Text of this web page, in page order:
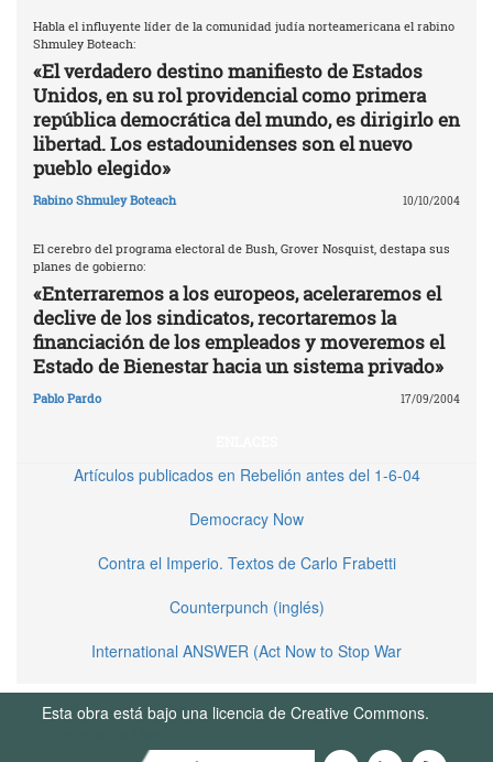
Habla el influyente líder de la comunidad judía norteamericana el rabino
Shmuley Boteach:
«El verdadero destino manifiesto de Estados
Unidos, en su rol providencial como primera
república democrática del mundo, es dirigirlo en
libertad. Los estadounidenses son el nuevo
pueblo elegido»
Rabino Shmuley Boteach 10/10/2004
El cerebro del programa electoral de Bush, Grover Nosquist, destapa sus
planes de gobierno:
«Enterraremos a los europeos, aceleraremos el
declive de los sindicatos, recortaremos la
financiación de los empleados y moveremos el
Estado de Bienestar hacia un sistema privado»
Pablo Pardo 17/09/2004
Artículos publicados en Rebelión antes del 1-6-04
Democracy Now
Contra el Imperio. Textos de Carlo Frabetti
Counterpunch (inglés)
International ANSWER (Act Now to Stop War
Esta obra está bajo una licencia de Creative Commons.